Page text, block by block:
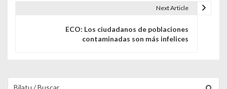
Next Article
ECO: Los ciudadanos de poblaciones
contaminadas son más infelices